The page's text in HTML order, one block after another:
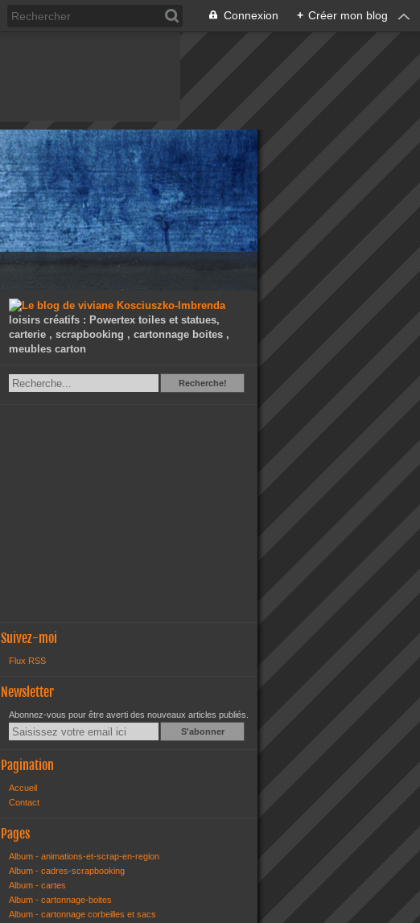
Connexion + Créer mon blog
loisirs créatifs : Powertex toiles et statues,
carterie , scrapbooking , cartonnage boites ,
meubles carton
RechercheRecherche!
Suivez-moi
Flux RSS
Newsletter
Abonnez-vous pour être averti des nouveaux articles publiés.
Email
Pagination
Accueil
Contact
Pages
Album - animations-et-scrap-en-region
Album - cadres-scrapbooking
Album - cartes
Album - cartonnage-boites
Album - cartonnage corbeilles et sacs